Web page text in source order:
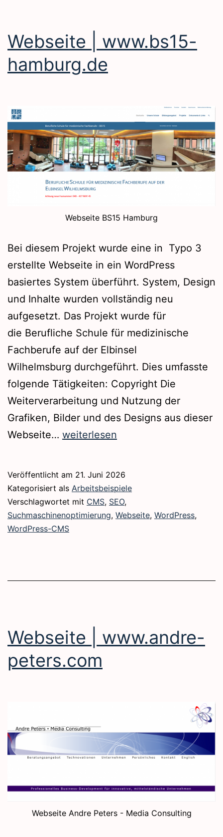
Webseite | www.bs15-
hamburg.de
Webseite BS15 Hamburg
Bei diesem Projekt wurde eine in Typo 3
erstellte Webseite in ein WordPress
basiertes System überführt. System, Design
und Inhalte wurden vollständig neu
aufgesetzt. Das Projekt wurde für
die Berufliche Schule für medizinische
Fachberufe auf der Elbinsel
Wilhelmsburg durchgeführt. Dies umfasste
folgende Tätigkeiten: Copyright Die
Weiterverarbeitung und Nutzung der
Grafiken, Bilder und des Designs aus dieser
Webseite… Webseite
hamburg.de
weiterlesen
Veröffentlicht am 21. Juni 2026
Kategorisiert als Arbeitsbeispiele
Verschlagwortet mit CMS, SEO,
Suchmaschinenoptimierung, Webseite, WordPress,
WordPress-CMS
Webseite | www.andre-
peters.com
Webseite Andre Peters - Media Consulting